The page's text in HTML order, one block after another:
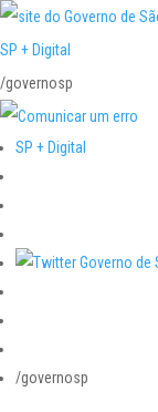
SP + Digital
/governosp
SP + Digital
/governosp